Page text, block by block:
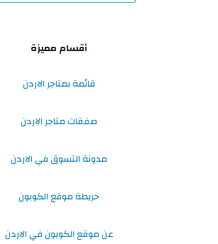
أقسام مميزة
قائمة بمتاجر الاردن
صفقات متاجر الاردن
مدونة التسوق في الاردن
خريطة موقع الكوبون
عن موقع الكوبون في الاردن